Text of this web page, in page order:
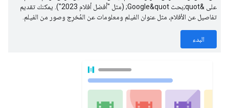
على &quot;بحث Google&quot; (مثل "أفضل أفلام 2023"). يمكنك تقديم
تفاصيل عن الأفلام، مثل عنوان الفيلم ومعلومات عن المُخرِج وصور من الفيلم.
البدء